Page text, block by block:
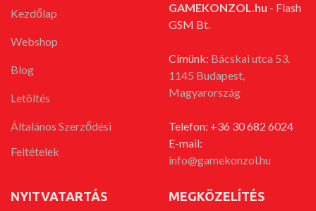
Kezdőlap
Webshop
Blog
Letöltés
Általános Szerződési
Feltételek
GAMEKONZOL.hu - Flash
GSM Bt.
Címünk: Bácskai utca 53.
1145 Budapest,
Magyarország
Telefon: +36 30 682 6024
E-mail:
info@gamekonzol.hu
NYITVATARTÁS MEGKÖZELÍTÉS